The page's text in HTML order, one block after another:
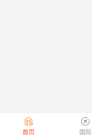
首页 国际